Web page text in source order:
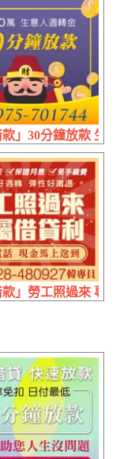
遠離惡劣高利
款」30分鐘放款 生
專業諮詢輕鬆繳款
款」勞工照過來 專